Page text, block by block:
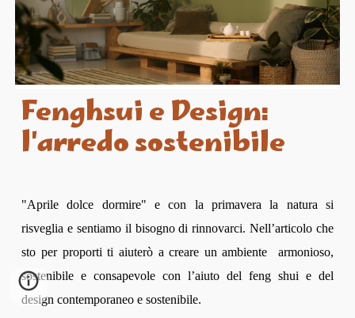
Fenghsui e Design:
l'arredo sostenibile
"Aprile dolce dormire" e con la primavera la natura si
risveglia e sentiamo il bisogno di rinnovarci. Nell’articolo che
sto per proporti ti aiuterò a creare un ambiente armonioso,
sostenibile e consapevole con l’aiuto del feng shui e del
design contemporaneo e sostenibile.